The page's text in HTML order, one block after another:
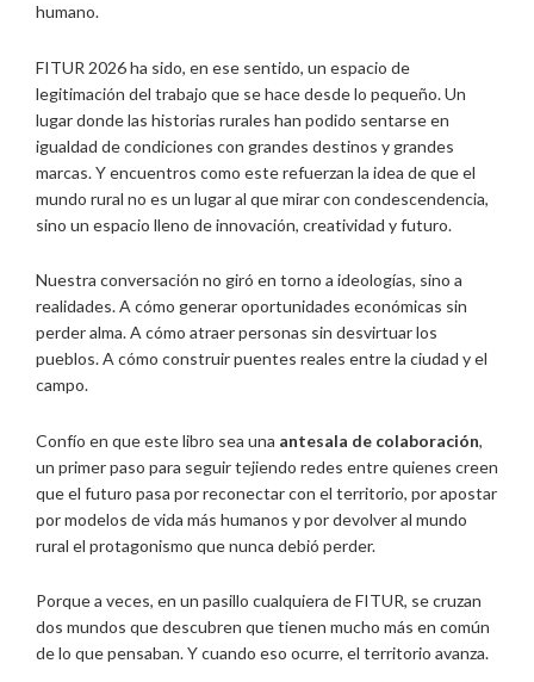
humano.
FITUR 2026 ha sido, en ese sentido, un espacio de
legitimación del trabajo que se hace desde lo pequeño. Un
lugar donde las historias rurales han podido sentarse en
igualdad de condiciones con grandes destinos y grandes
marcas. Y encuentros como este refuerzan la idea de que el
mundo rural no es un lugar al que mirar con condescendencia,
sino un espacio lleno de innovación, creatividad y futuro.
Nuestra conversación no giró en torno a ideologías, sino a
realidades. A cómo generar oportunidades económicas sin
perder alma. A cómo atraer personas sin desvirtuar los
pueblos. A cómo construir puentes reales entre la ciudad y el
campo.
Confío en que este libro sea una antesala de colaboración,
un primer paso para seguir tejiendo redes entre quienes creen
que el futuro pasa por reconectar con el territorio, por apostar
por modelos de vida más humanos y por devolver al mundo
rural el protagonismo que nunca debió perder.
Porque a veces, en un pasillo cualquiera de FITUR, se cruzan
dos mundos que descubren que tienen mucho más en común
de lo que pensaban. Y cuando eso ocurre, el territorio avanza.